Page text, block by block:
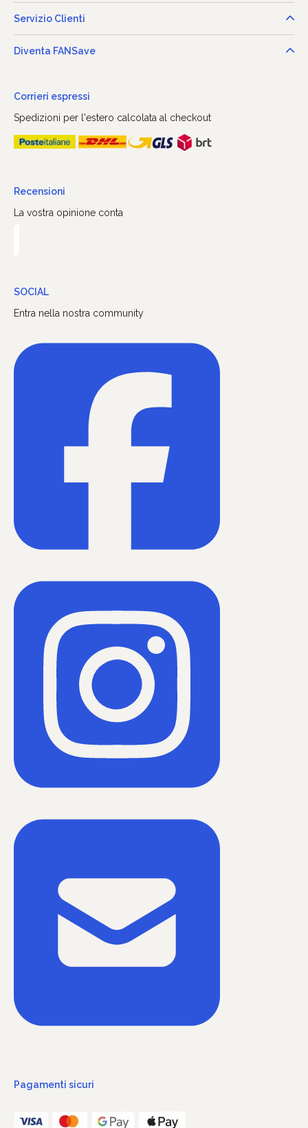
Servizio Clienti
Diventa FANSave
Corrieri espressi
Spedizioni per l'estero calcolata al checkout
Recensioni
La vostra opinione conta
SOCIAL
Entra nella nostra community
Pagamenti sicuri